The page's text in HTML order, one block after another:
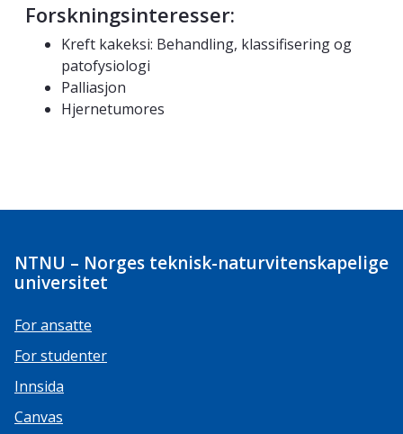
Forskningsinteresser:
Kreft kakeksi: Behandling, klassifisering og
patofysiologi
Palliasjon
Hjernetumores
NTNU – Norges teknisk-naturvitenskapelige
universitet
For ansatte
For studenter
Innsida
Canvas